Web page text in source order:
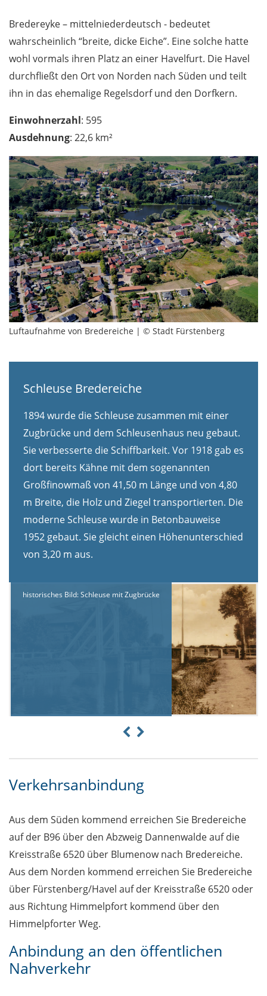
Bredereyke – mittelniederdeutsch - bedeutet
wahrscheinlich “breite, dicke Eiche”. Eine solche hatte
wohl vormals ihren Platz an einer Havelfurt. Die Havel
durchfließt den Ort von Norden nach Süden und teilt
ihn in das ehemalige Regelsdorf und den Dorfkern.
Einwohnerzahl: 595
Ausdehnung: 22,6 km²
Luftaufnahme von Bredereiche | © Stadt Fürstenberg
Schleuse Bredereiche
1894 wurde die Schleuse zusammen mit einer
Zugbrücke und dem Schleusenhaus neu gebaut.
Sie verbesserte die Schiffbarkeit. Vor 1918 gab es
dort bereits Kähne mit dem sogenannten
Großfinowmaß von 41,50 m Länge und von 4,80
m Breite, die Holz und Ziegel transportierten. Die
moderne Schleuse wurde in Betonbauweise
1952 gebaut. Sie gleicht einen Höhenunterschied
von 3,20 m aus.
historisches Bild: Schleuse mit Zugbrücke
Verkehrsanbindung
Aus dem Süden kommend erreichen Sie Bredereiche
auf der B96 über den Abzweig Dannenwalde auf die
Kreisstraße 6520 über Blumenow nach Bredereiche.
Aus dem Norden kommend erreichen Sie Bredereiche
über Fürstenberg/Havel auf der Kreisstraße 6520 oder
aus Richtung Himmelpfort kommend über den
Himmelpforter Weg.
Anbindung an den öffentlichen
Nahverkehr